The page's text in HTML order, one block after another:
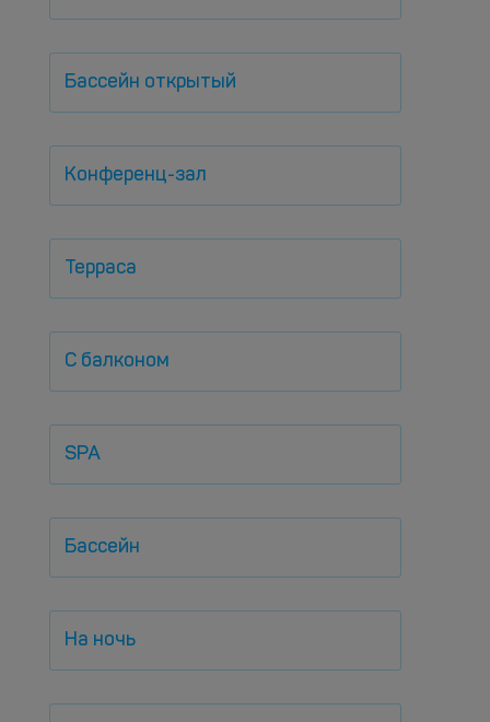
Бассейн открытый
Конференц-зал
Терраса
С балконом
SPA
Бассейн
На ночь